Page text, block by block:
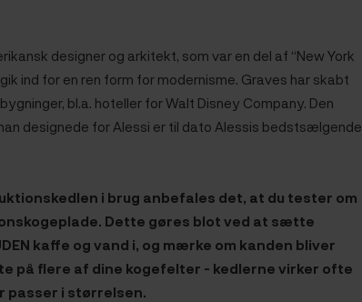
designer og arkitekt, som var en del af “New York
ind for en ren form for modernisme. Graves har skabt
bl.a. hoteller for Walt Disney Company. Den
designede for Alessi er til dato Alessis bedstsælgende
i brug anbefales det, at du tester om
Dette gøres blot ved at sætte
kaffe og vand i, og mærke om kanden bliver
på flere af dine kogefelter - kedlerne virker ofte
passer i størrelsen.